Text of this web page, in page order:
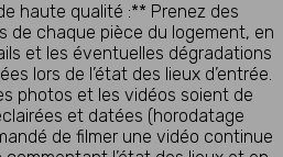
haute qualité :** Prenez des
de chaque pièce du logement, en
et les éventuelles dégradations
lors de l’état des lieux d’entrée.
photos et les vidéos soient de
et datées (horodatage
de filmer une vidéo continue